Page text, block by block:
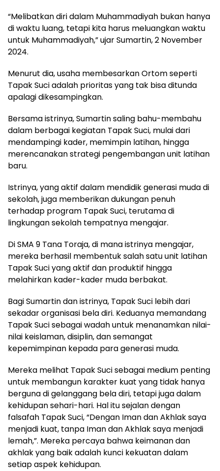
“Melibatkan diri dalam Muhammadiyah bukan hanya
di waktu luang, tetapi kita harus meluangkan waktu
untuk Muhammadiyah,” ujar Sumartin, 2 November
2024.
Menurut dia, usaha membesarkan Ortom seperti
Tapak Suci adalah prioritas yang tak bisa ditunda
apalagi dikesampingkan.
Bersama istrinya, Sumartin saling bahu-membahu
dalam berbagai kegiatan Tapak Suci, mulai dari
mendampingi kader, memimpin latihan, hingga
merencanakan strategi pengembangan unit latihan
baru.
Istrinya, yang aktif dalam mendidik generasi muda di
sekolah, juga memberikan dukungan penuh
terhadap program Tapak Suci, terutama di
lingkungan sekolah tempatnya mengajar.
Di SMA 9 Tana Toraja, di mana istrinya mengajar,
mereka berhasil membentuk salah satu unit latihan
Tapak Suci yang aktif dan produktif hingga
melahirkan kader-kader muda berbakat.
Bagi Sumartin dan istrinya, Tapak Suci lebih dari
sekadar organisasi bela diri. Keduanya memandang
Tapak Suci sebagai wadah untuk menanamkan nilai-
nilai keislaman, disiplin, dan semangat
kepemimpinan kepada para generasi muda.
Mereka melihat Tapak Suci sebagai medium penting
untuk membangun karakter kuat yang tidak hanya
berguna di gelanggang bela diri, tetapi juga dalam
kehidupan sehari-hari. Hal itu sejalan dengan
falsafah Tapak Suci, “Dengan Iman dan Akhlak saya
menjadi kuat, tanpa Iman dan Akhlak saya menjadi
lemah,”. Mereka percaya bahwa keimanan dan
akhlak yang baik adalah kunci kekuatan dalam
setiap aspek kehidupan.